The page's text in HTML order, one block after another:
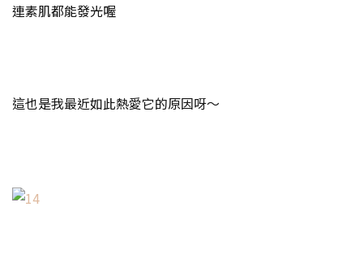
連素肌都能發光喔
這也是我最近如此熱愛它的原因呀～